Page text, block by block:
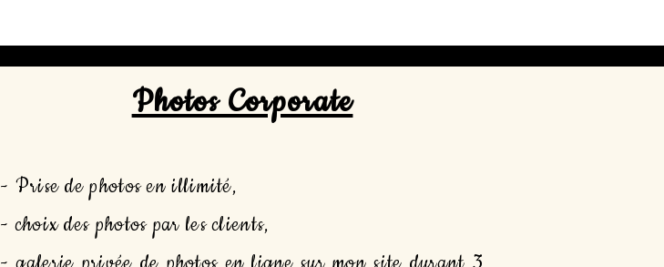
Photos Corporate
- Prise de photos en illimité,
- choix des photos par les clients,